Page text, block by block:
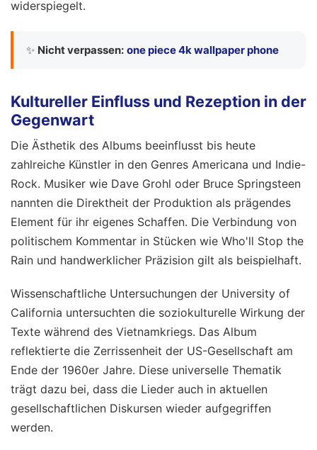
widerspiegelt.
✨ Nicht verpassen: one piece 4k wallpaper phone
Kultureller Einfluss und Rezeption in der
Gegenwart
Die Ästhetik des Albums beeinflusst bis heute
zahlreiche Künstler in den Genres Americana und Indie-
Rock. Musiker wie Dave Grohl oder Bruce Springsteen
nannten die Direktheit der Produktion als prägendes
Element für ihr eigenes Schaffen. Die Verbindung von
politischem Kommentar in Stücken wie Who'll Stop the
Rain und handwerklicher Präzision gilt als beispielhaft.
Wissenschaftliche Untersuchungen der University of
California untersuchten die soziokulturelle Wirkung der
Texte während des Vietnamkriegs. Das Album
reflektierte die Zerrissenheit der US-Gesellschaft am
Ende der 1960er Jahre. Diese universelle Thematik
trägt dazu bei, dass die Lieder auch in aktuellen
gesellschaftlichen Diskursen wieder aufgegriffen
werden.